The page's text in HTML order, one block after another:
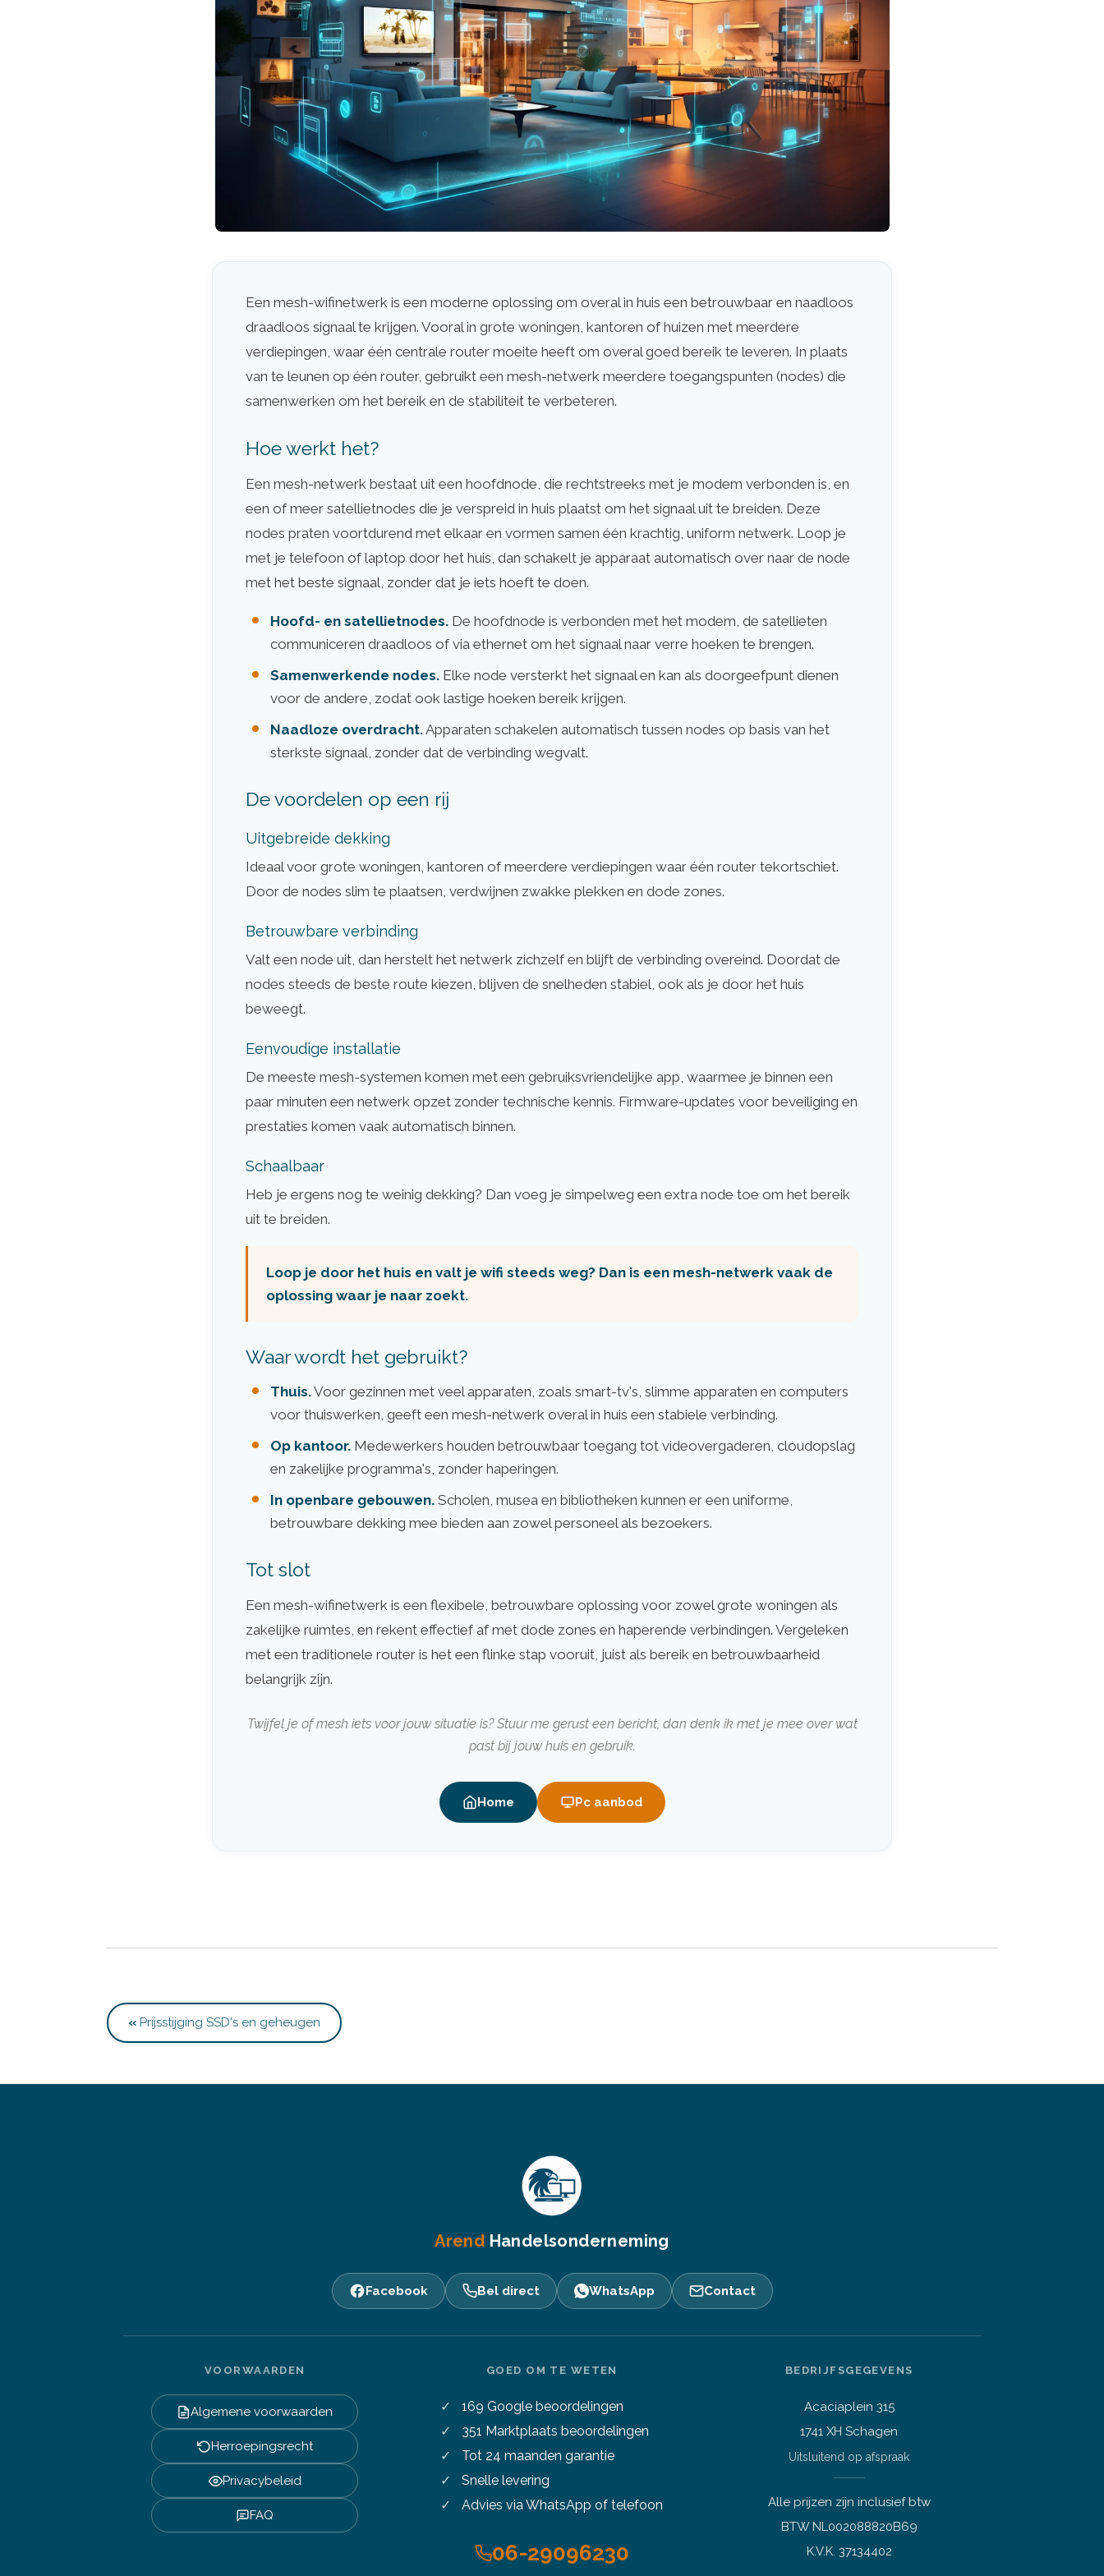
Een mesh-wifinetwerk is een moderne oplossing om overal in huis een betrouwbaar en naadloos
draadloos signaal te krijgen. Vooral in grote woningen, kantoren of huizen met meerdere
verdiepingen, waar één centrale router moeite heeft om overal goed bereik te leveren. In plaats
van te leunen op één router, gebruikt een mesh-netwerk meerdere toegangspunten (nodes) die
samenwerken om het bereik en de stabiliteit te verbeteren.
Hoe werkt het?
Een mesh-netwerk bestaat uit een hoofdnode, die rechtstreeks met je modem verbonden is, en
een of meer satellietnodes die je verspreid in huis plaatst om het signaal uit te breiden. Deze
nodes praten voortdurend met elkaar en vormen samen één krachtig, uniform netwerk. Loop je
met je telefoon of laptop door het huis, dan schakelt je apparaat automatisch over naar de node
met het beste signaal, zonder dat je iets hoeft te doen.
Hoofd- en satellietnodes. De hoofdnode is verbonden met het modem, de satellieten
communiceren draadloos of via ethernet om het signaal naar verre hoeken te brengen.
Samenwerkende nodes. Elke node versterkt het signaal en kan als doorgeefpunt dienen
voor de andere, zodat ook lastige hoeken bereik krijgen.
Naadloze overdracht.Apparaten schakelen automatisch tussen nodes op basis van het
sterkste signaal, zonder dat de verbinding wegvalt.
De voordelen op een rij
Uitgebreide dekking
Ideaal voor grote woningen, kantoren of meerdere verdiepingen waar één router tekortschiet.
Door de nodes slim te plaatsen, verdwijnen zwakke plekken en dode zones.
Betrouwbare verbinding
Valt een node uit, dan herstelt het netwerk zichzelf en blijft de verbinding overeind. Doordat de
nodes steeds de beste route kiezen, blijven de snelheden stabiel, ook als je door het huis
beweegt.
Eenvoudige installatie
De meeste mesh-systemen komen met een gebruiksvriendelijke app, waarmee je binnen een
paar minuten een netwerk opzet zonder technische kennis. Firmware-updates voor beveiliging en
prestaties komen vaak automatisch binnen.
Schaalbaar
Heb je ergens nog te weinig dekking? Dan voeg je simpelweg een extra node toe om het bereik
uit te breiden.
Loop je door het huis en valt je wifi steeds weg? Dan is een mesh-netwerk vaak de
oplossing waar je naar zoekt.
Waar wordt het gebruikt?
Thuis.Voor gezinnen met veel apparaten, zoals smart-tv's, slimme apparaten en computers
voor thuiswerken, geeft een mesh-netwerk overal in huis een stabiele verbinding.
Op kantoor. Medewerkers houden betrouwbaar toegang tot videovergaderen, cloudopslag
en zakelijke programma's, zonder haperingen.
In openbare gebouwen. Scholen, musea en bibliotheken kunnen er een uniforme,
betrouwbare dekking mee bieden aan zowel personeel als bezoekers.
Tot slot
Een mesh-wifinetwerk is een flexibele, betrouwbare oplossing voor zowel grote woningen als
zakelijke ruimtes, en rekent effectief af met dode zones en haperende verbindingen. Vergeleken
met een traditionele router is het een flinke stap vooruit, juist als bereik en betrouwbaarheid
belangrijk zijn.
Twijfel je of mesh iets voor jouw situatie is? Stuur me gerust een bericht, dan denk ik met je mee over wat
past bij jouw huis en gebruik.
Home Pc aanbod
« Prijsstijging SSD's en geheugen
Arend Handelsonderneming
Facebook Bel direct WhatsApp Contact
VOORWAARDEN
Algemene voorwaarden
Herroepingsrecht
Privacybeleid
FAQ
GOED OM TE WETEN
169 Google beoordelingen
351 Marktplaats beoordelingen
Tot 24 maanden garantie
Snelle levering
Advies via WhatsApp of telefoon
06-29096230
BEDRIJFSGEGEVENS
Acaciaplein 315
1741 XH Schagen
Uitsluitend op afspraak
Alle prijzen zijn inclusief btw
BTW NL002088820B69
K.V.K. 37134402
Welk apparaat past bij mij?
Afhalen of bezichtigen